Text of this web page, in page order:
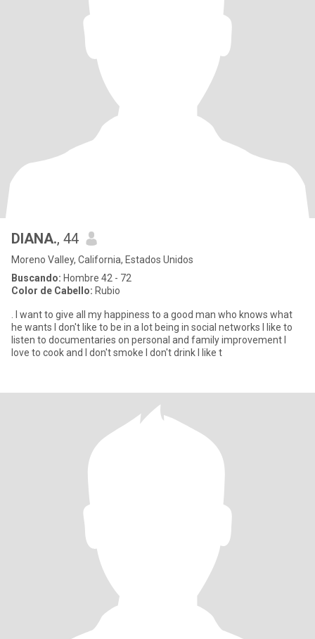
DIANA., 44
Moreno Valley, California, Estados Unidos
Buscando: Hombre 42 - 72
Color de Cabello: Rubio
he wants I don't like to be in a lot being in social networks I like to
listen to documentaries on personal and family improvement I
love to cook and I don't smoke I don't drink I like t